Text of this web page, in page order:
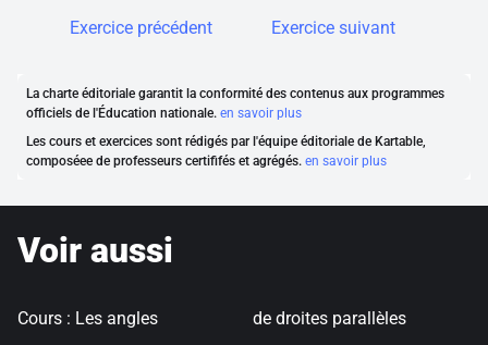
Exercice précédent Exercice suivant
La charte éditoriale garantit la conformité des contenus aux programmes
officiels de l'Éducation nationale. en savoir plus
Les cours et exercices sont rédigés par l'équipe éditoriale de Kartable,
composéee de professeurs certififés et agrégés. en savoir plus
Voir aussi
Cours : Les angles
de droites parallèles